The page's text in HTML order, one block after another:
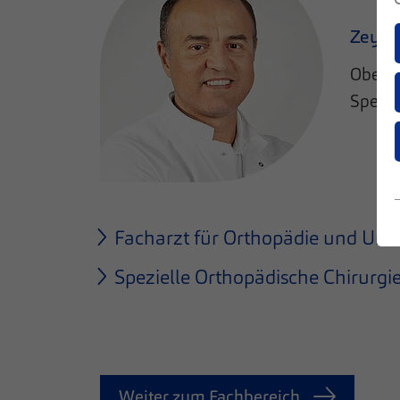
Facharzt für Orthopädie und
Spezielle Orthopädische Chirurgie